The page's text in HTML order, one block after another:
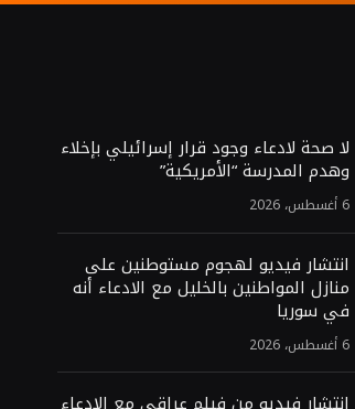
لا صحة لادعاء وجود قرار إسرائيلي بإخلاء
وهدم المدرسة “الأمريكية”
6 أغسطس، 2026
انتشار فيديو لهجوم مستوطنين على
منازل المواطنين بالخليل مع الادعاء أنه
في سوريا
6 أغسطس، 2026